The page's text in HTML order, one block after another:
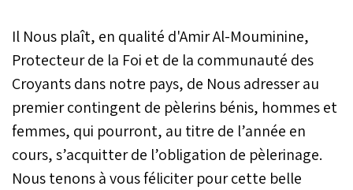
Il Nous plaît, en qualité d'Amir Al-Mouminine,
Protecteur de la Foi et de la communauté des
Croyants dans notre pays, de Nous adresser au
premier contingent de pèlerins bénis, hommes et
femmes, qui pourront, au titre de l’année en
cours, s’acquitter de l’obligation de pèlerinage.
Nous tenons à vous féliciter pour cette belle